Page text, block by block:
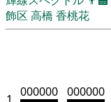
飾区 高橋 香桃花
000000 000000